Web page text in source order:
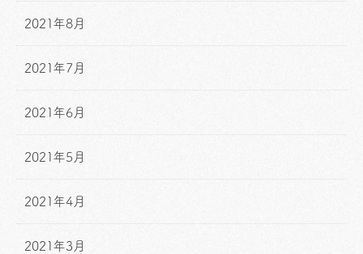
2021年8月
2021年7月
2021年6月
2021年5月
2021年4月
2021年3月